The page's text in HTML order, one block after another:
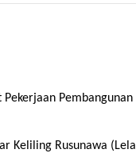
Keliling Rusunawa